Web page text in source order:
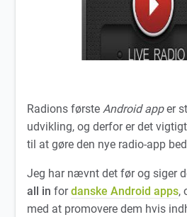
Radions førsteAndroid apper
udvikling, og derfor er det
til at gøre den nye radio-app
Jeg har nævnt det før og siger
all in fordanske Android apps,
med at promovere dem hvis